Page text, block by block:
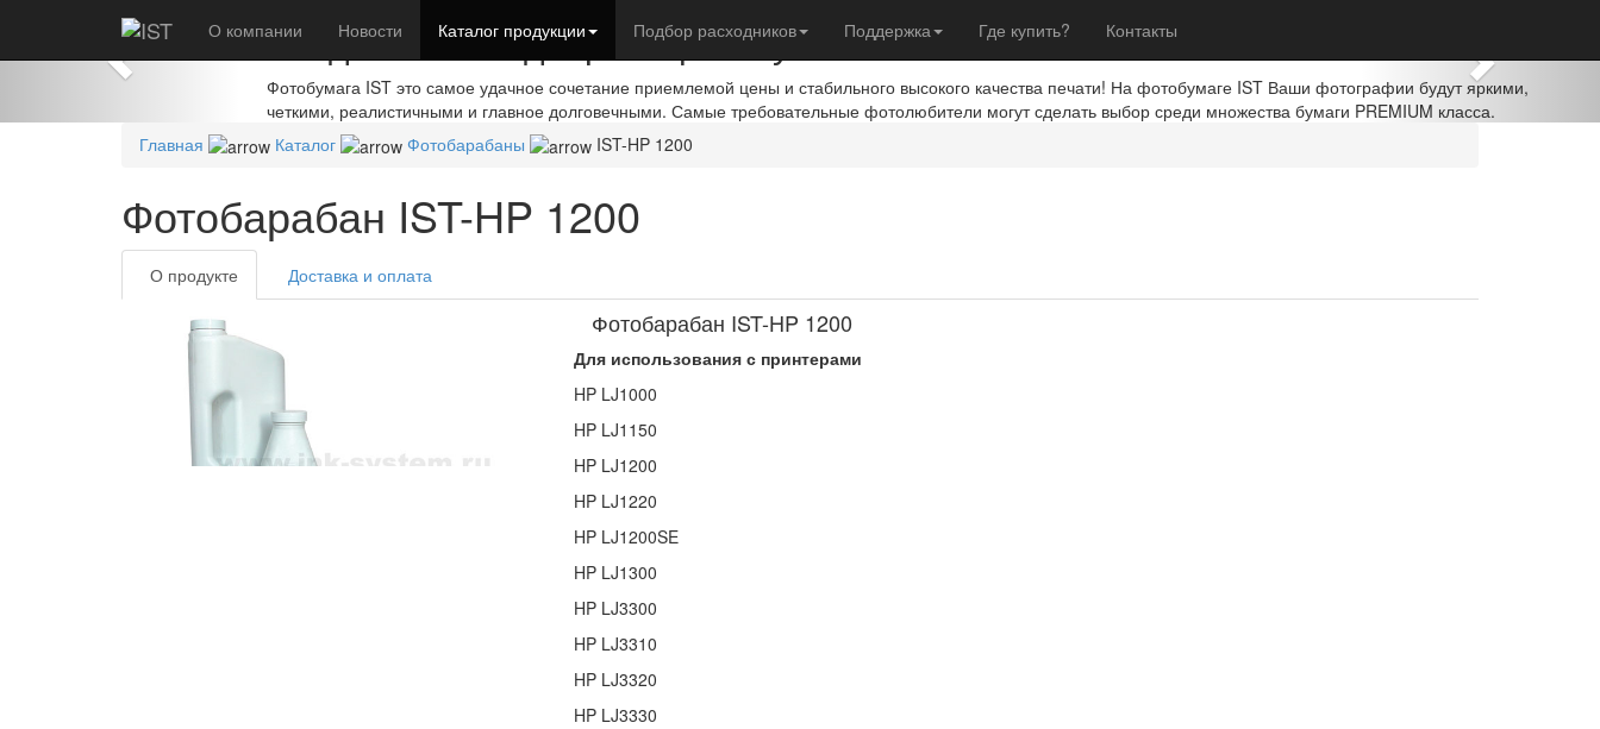
О компании Новости Каталог продукции Подбор расходников Поддержка Где купить? Контакты
Создавайте шедевры с фотобумагой IST
Фотобумага IST это самое удачное сочетание приемлемой цены и стабильного высокого качества печати! На фотобумаге IST Ваши фотографии будут яркими,
четкими, реалистичными и главное долговечными. Самые требовательные фотолюбители могут сделать выбор среди множества бумаги PREMIUM класса.
Previous
Главная Каталог Фотобарабаны IST-HP 1200
Фотобарабан IST-HP 1200
О продукте Доставка и оплата
Фотобарабан IST-HP 1200
Для использования с принтерами
HP LJ1000
HP LJ1150
HP LJ1200
HP LJ1220
HP LJ1200SE
HP LJ1300
HP LJ3300
HP LJ3310
HP LJ3320
HP LJ3330